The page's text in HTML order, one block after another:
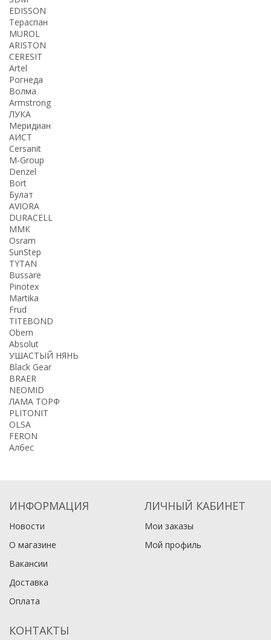
EDISSON
Тераспан
MUROL
ARISTON
CERESIT
Artel
Рогнеда
Волма
Armstrong
ЛУКА
Меридиан
АИСТ
Cersanit
M-Group
Denzel
Bort
Булат
AVIORA
DURACELL
ММК
Osram
SunStep
TYTAN
Bussare
Pinotex
Martika
Frud
TITEBOND
Obern
Absolut
УШАСТЫЙ НЯНЬ
Black Gear
BRAER
NEOMID
ЛАМА ТОРФ
PLITONIT
OLSA
FERON
Албес
ИНФОРМАЦИЯ
Новости
О магазине
Вакансии
Доставка
Оплата
ЛИЧНЫЙ КАБИНЕТ
Мои заказы
Мой профиль
КОНТАКТЫ